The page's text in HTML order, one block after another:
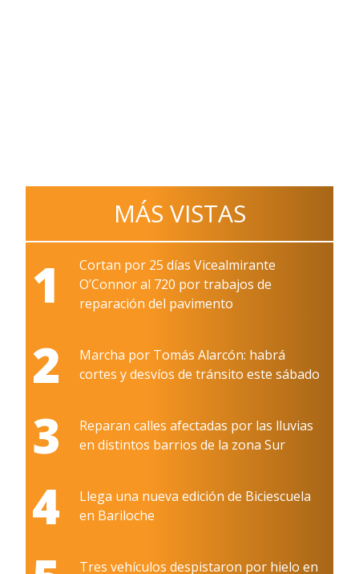
MÁS VISTAS
1
Cortan por 25 días Vicealmirante
O’Connor al 720 por trabajos de
reparación del pavimento
2
Marcha por Tomás Alarcón: habrá
cortes y desvíos de tránsito este sábado
3
Reparan calles afectadas por las lluvias
en distintos barrios de la zona Sur
4
Llega una nueva edición de Biciescuela
en Bariloche
Tres vehículos despistaron por hielo en